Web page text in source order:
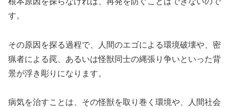
す。
その原因を探る過程で、人間のエゴによる環境破壊や、密
猟者による罠、あるいは怪獣同士の縄張り争いといった背
景が浮き彫りになります。
病気を治すことは、その怪獣を取り巻く環境や、人間社会